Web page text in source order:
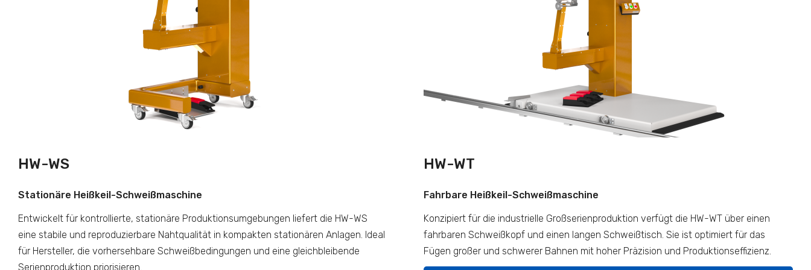
HW-WS
Stationäre Heißkeil-Schweißmaschine
Entwickelt für kontrollierte, stationäre Produktionsumgebungen liefert die HW-WS
eine stabile und reproduzierbare Nahtqualität in kompakten stationären Anlagen. Ideal
für Hersteller, die vorhersehbare Schweißbedingungen und eine gleichbleibende
Serienproduktion priorisieren.
HW-WT
Fahrbare Heißkeil-Schweißmaschine
Konzipiert für die industrielle Großserienproduktion verfügt die HW-WT über einen
fahrbaren Schweißkopf und einen langen Schweißtisch. Sie ist optimiert für das
Fügen großer und schwerer Bahnen mit hoher Präzision und Produktionseffizienz.